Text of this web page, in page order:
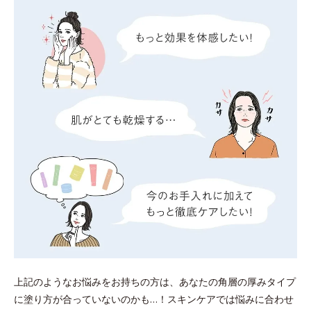
上記のようなお悩みをお持ちの方は、あなたの角層の厚みタイプ
に塗り方が合っていないのかも…！スキンケアでは悩みに合わせ